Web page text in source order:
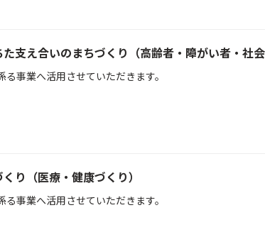
支え合いのまちづくり（高齢者・障がい者・社
事業へ活用させていただきます。
り（医療・健康づくり）
事業へ活用させていただきます。